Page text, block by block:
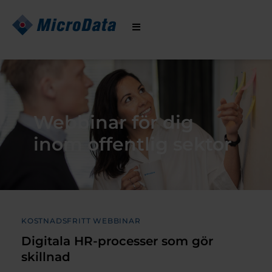
innehåll
Webbinar för dig
inom offentlig sektor
KOSTNADSFRITT WEBBINAR
Digitala HR-processer som gör
skillnad